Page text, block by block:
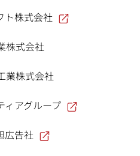
ト株式会社
株式会社
業株式会社
ィアグループ
広告社